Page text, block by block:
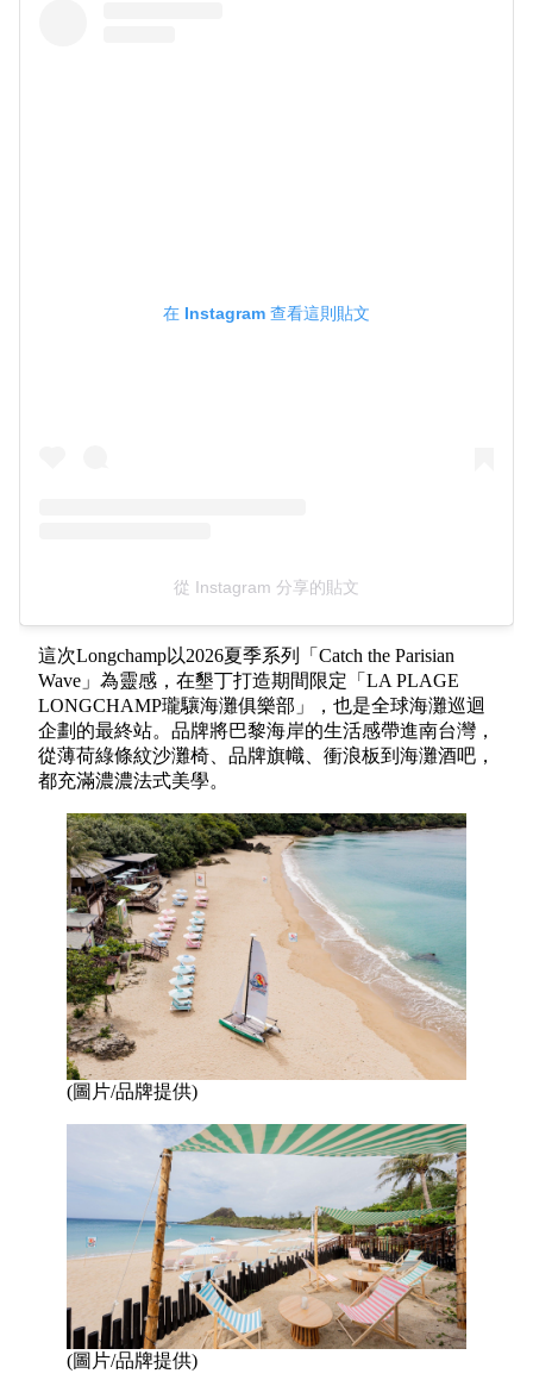
在 Instagram 查看這則貼文
從 Instagram 分享的貼文
這次Longchamp以2026夏季系列「Catch the Parisian
Wave」為靈感，在墾丁打造期間限定「LA PLAGE
LONGCHAMP瓏驤海灘俱樂部」，也是全球海灘巡迴
企劃的最終站。品牌將巴黎海岸的生活感帶進南台灣，
從薄荷綠條紋沙灘椅、品牌旗幟、衝浪板到海灘酒吧，
都充滿濃濃法式美學。
(圖片/品牌提供)
(圖片/品牌提供)